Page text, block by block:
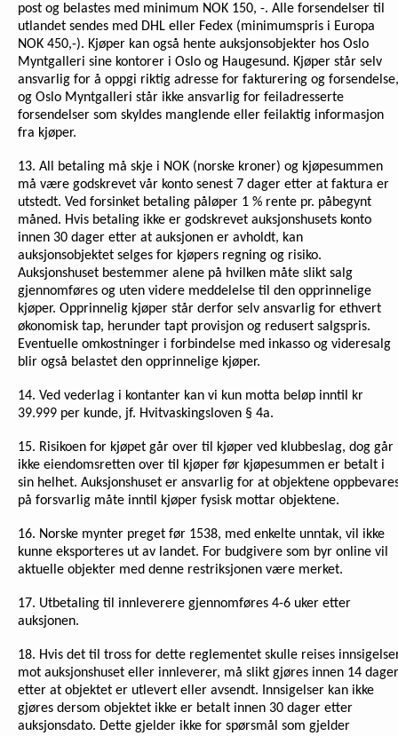
post og belastes med minimum NOK 150, -. Alle forsendelser til
utlandet sendes med DHL eller Fedex (minimumspris i Europa
NOK 450,-). Kjøper kan også hente auksjonsobjekter hos Oslo
Myntgalleri sine kontorer i Oslo og Haugesund. Kjøper står selv
ansvarlig for å oppgi riktig adresse for fakturering og forsendelse,
og Oslo Myntgalleri står ikke ansvarlig for feiladresserte
forsendelser som skyldes manglende eller feilaktig informasjon
fra kjøper.
13. All betaling må skje i NOK (norske kroner) og kjøpesummen
må være godskrevet vår konto senest 7 dager etter at faktura er
utstedt. Ved forsinket betaling påløper 1 % rente pr. påbegynt
måned. Hvis betaling ikke er godskrevet auksjonshusets konto
innen 30 dager etter at auksjonen er avholdt, kan
auksjonsobjektet selges for kjøpers regning og risiko.
Auksjonshuset bestemmer alene på hvilken måte slikt salg
gjennomføres og uten videre meddelelse til den opprinnelige
kjøper. Opprinnelig kjøper står derfor selv ansvarlig for ethvert
økonomisk tap, herunder tapt provisjon og redusert salgspris.
Eventuelle omkostninger i forbindelse med inkasso og videresalg
blir også belastet den opprinnelige kjøper.
14. Ved vederlag i kontanter kan vi kun motta beløp inntil kr
39.999 per kunde, jf. Hvitvaskingsloven § 4a.
15. Risikoen for kjøpet går over til kjøper ved klubbeslag, dog går
ikke eiendomsretten over til kjøper før kjøpesummen er betalt i
sin helhet. Auksjonshuset er ansvarlig for at objektene
på forsvarlig måte inntil kjøper fysisk mottar objektene.
16. Norske mynter preget før 1538, med enkelte unntak, vil ikke
kunne eksporteres ut av landet. For budgivere som byr online vil
aktuelle objekter med denne restriksjonen være merket.
17. Utbetaling til innleverere gjennomføres 4-6 uker etter
auksjonen.
18. Hvis det til tross for dette reglementet skulle reises
mot auksjonshuset eller innleverer, må slikt gjøres innen 14 dager
etter at objektet er utlevert eller avsendt. Innsigelser kan ikke
gjøres dersom objektet ikke er betalt innen 30 dager etter
auksjonsdato. Dette gjelder ikke for spørsmål som gjelder